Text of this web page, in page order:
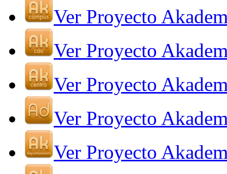
Ver Proyecto
Ver Proyecto
Ver Proyecto
Ver Proyecto
Ver Proyecto